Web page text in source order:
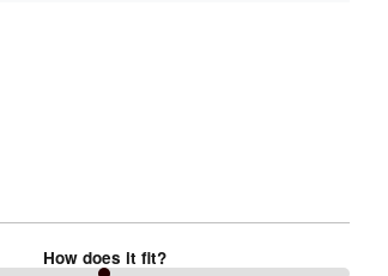
How does it fit?